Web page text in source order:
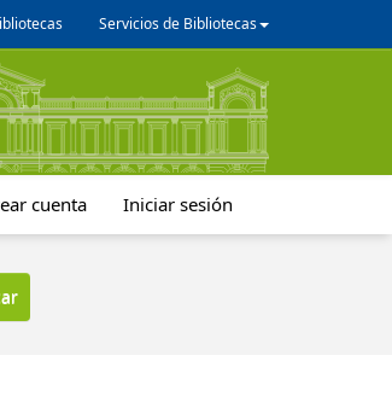
Servicios de Bibliotecas
cuenta Iniciar sesión